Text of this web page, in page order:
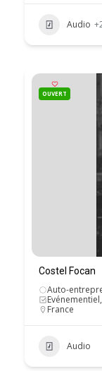
Audio
OUVERT
Costel Focan
Auto-
France
Audio